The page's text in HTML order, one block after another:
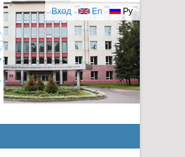
Ру
En
Вход